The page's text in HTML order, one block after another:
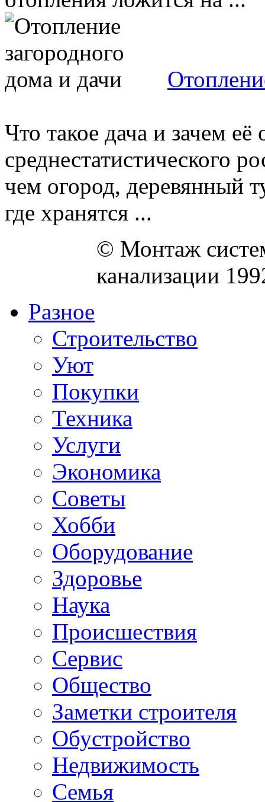
Что такое дача и зачем её
среднестатистического
чем огород, деревянный
где хранятся ...
© Монтаж
канализации
Разное
Строительство
Уют
Покупки
Техника
Услуги
Экономика
Советы
Хобби
Oборудование
Здоровье
Наука
Происшествия
Сервис
Общество
Заметки строителя
Обустройство
Недвижимость
Семья